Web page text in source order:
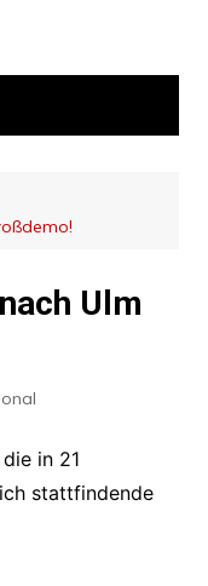
Ulm
in 21
stattfindende